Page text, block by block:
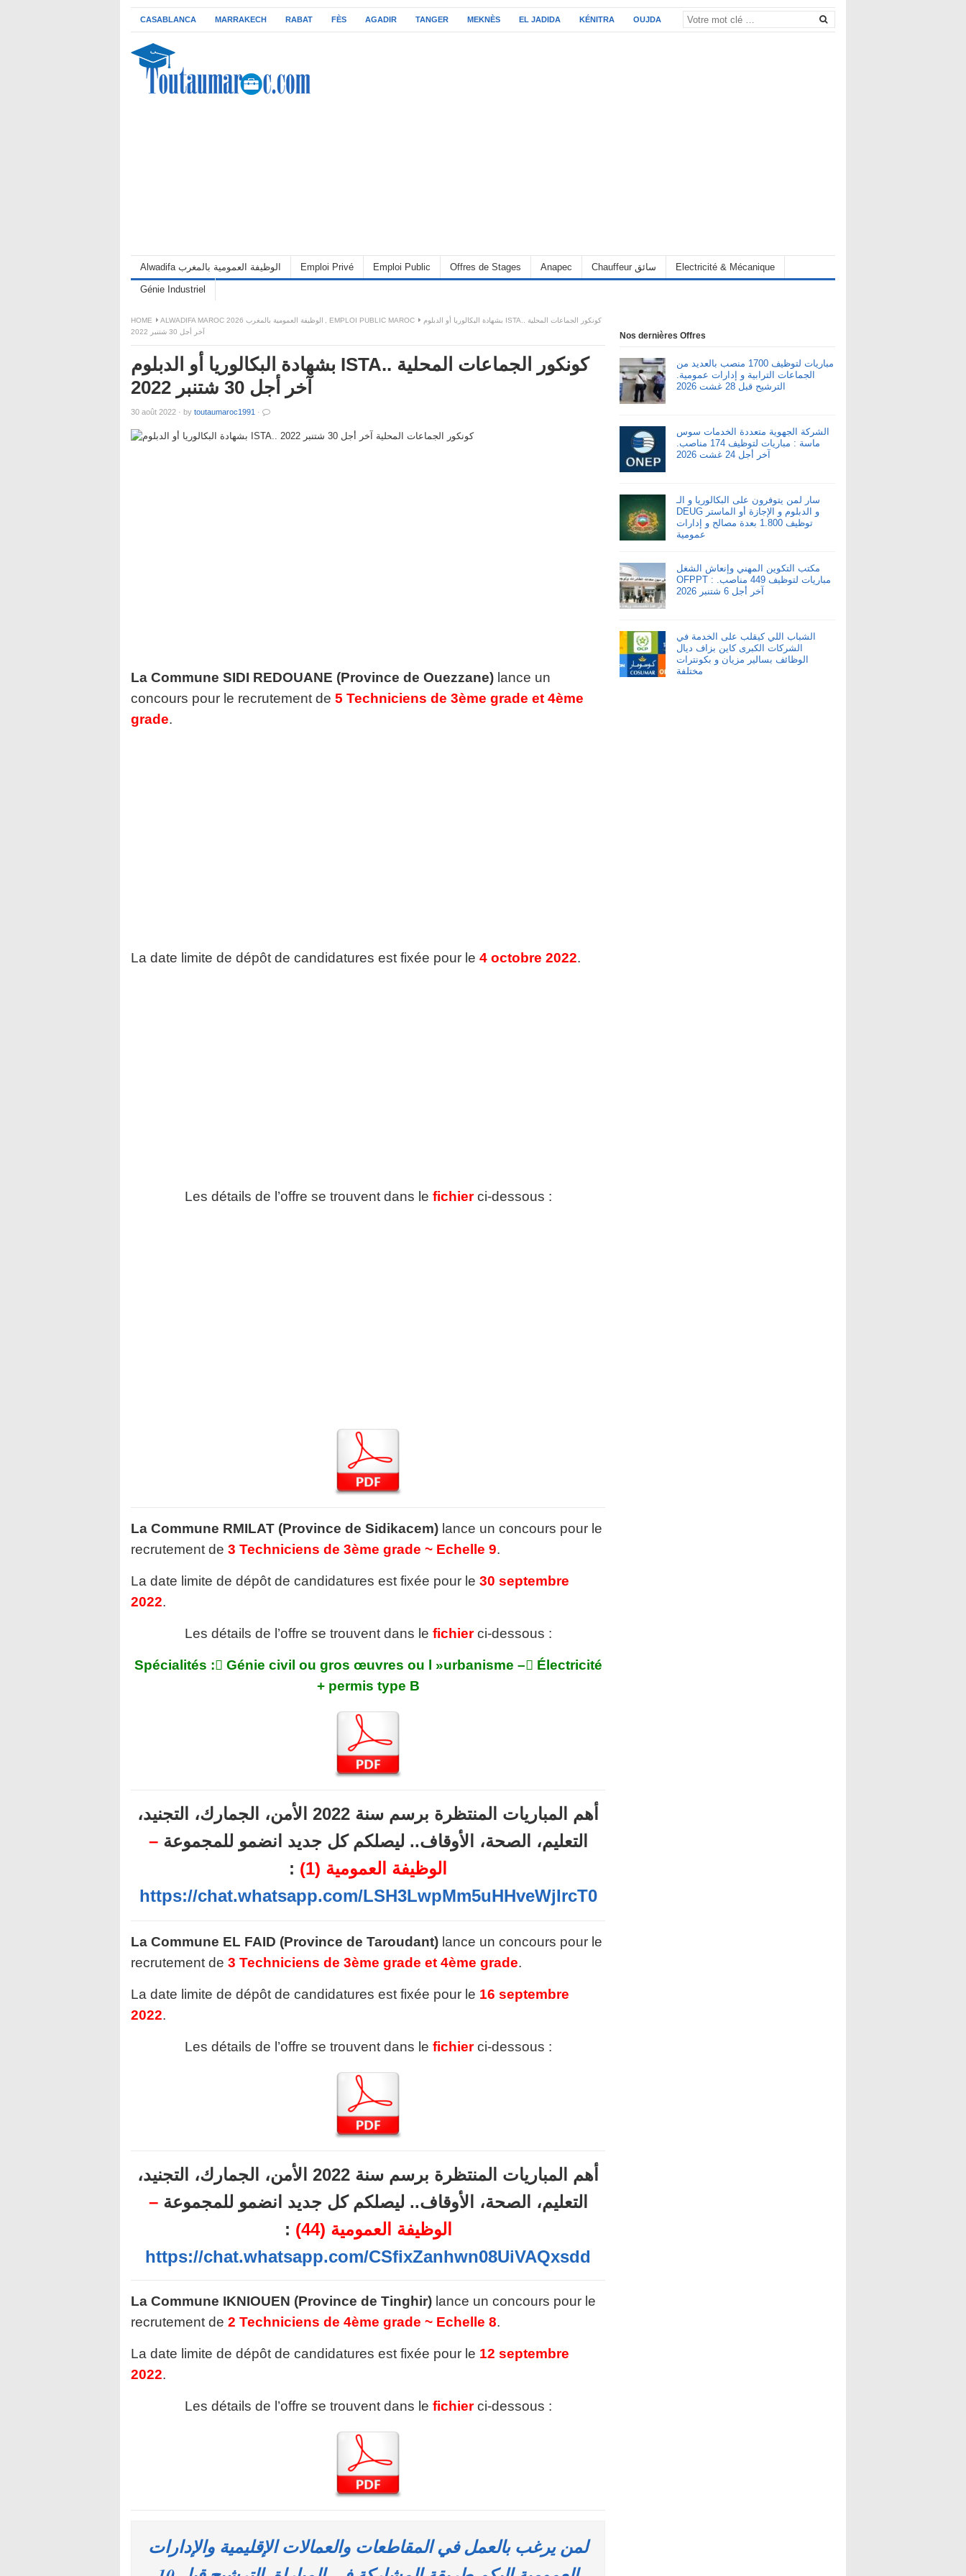
CASABLANCA MARRAKECH RABAT FÈS AGADIR TANGER MEKNÈS EL JADIDA KÉNITRA OUJDA
Alwadifa الوظيفة العمومية بالمغرب Emploi Privé Emploi Public Offres de Stages Anapec Chauffeur سائق Electricité & Mécanique
Génie Industriel
HOME ALWADIFA MAROC 2026 الوظيفة العمومية بالمغرب EMPLOI PUBLIC MAROC
بشهادة البكالوريا أو الدبلوم ISTA.. كونكور الجماعات المحلية
آخر أجل 30 شتنبر 2022
بشهادة البكالوريا أو الدبلوم ISTA.. كونكور الجماعات المحلية
آخر أجل 30 شتنبر 2022
30 août 2022 · by toutaumaroc1991 ·
La Commune SIDI REDOUANE (Province de Ouezzane) lance un
concours pour le recrutement de 5 Techniciens de 3ème grade et 4ème
grade.
La date limite de dépôt de candidatures est fixée pour le 4 octobre 2022.
Les détails de l’offre se trouvent dans le fichier ci-dessous :
La Commune RMILAT (Province de Sidikacem) lance un concours pour le
recrutement de 3 Techniciens de 3ème grade ~ Echelle 9.
La date limite de dépôt de candidatures est fixée pour le 30 septembre
2022.
Les détails de l’offre se trouvent dans le fichier ci-dessous :
Spécialités : Génie civil ou gros œuvres ou l »urbanisme –
Électricité
+ permis type B
أهم المباريات المنتظرة برسم سنة 2022 الأمن، الجمارك، التجنيد،
التعليم، الصحة، الأوقاف.. ليصلكم كل جديد انضمو للمجموعة–
الوظيفة العمومية (1)
:
https://chat.whatsapp.com/LSH3LwpMm5uHHveWjIrcT0
La Commune EL FAID (Province de Taroudant) lance un concours pour le
recrutement de 3 Techniciens de 3ème grade et 4ème grade.
La date limite de dépôt de candidatures est fixée pour le 16 septembre
2022.
Les détails de l’offre se trouvent dans le fichier ci-dessous :
أهم المباريات المنتظرة برسم سنة 2022 الأمن، الجمارك، التجنيد،
التعليم، الصحة، الأوقاف.. ليصلكم كل جديد انضمو للمجموعة–
الوظيفة العمومية (44)
:
https://chat.whatsapp.com/CSfixZanhwn08UiVAQxsdd
La Commune IKNIOUEN (Province de Tinghir) lance un concours pour le
recrutement de 2 Techniciens de 4ème grade ~ Echelle 8.
La date limite de dépôt de candidatures est fixée pour le 12 septembre
2022.
Les détails de l’offre se trouvent dans le fichier ci-dessous :
لمن يرغب بالعمل في المقاطعات والعمالات الإقليمية والإدارات
Nos dernières Offres
مباريات لتوظيف 1700 منصب بالعديد من
الجماعات الترابية و إدارات عمومية.
الترشيح قبل 28 غشت 2026
الشركة الجهوية متعددة الخدمات سوس
ماسة : مباريات لتوظيف 174 مناصب.
آخر أجل 24 غشت 2026
سار لمن يتوفرون على البكالوريا و الـ
DEUG و الدبلوم و الإجازة أو الماستر
توظيف 1.800 بعدة مصالح و إدارات
عمومية
مكتب التكوين المهني وإنعاش الشغل
OFPPT : مباريات لتوظيف 449 مناصب.
آخر أجل 6 شتنبر 2026
الشباب اللي كيقلب على الخدمة في
الشركات الكبرى كاين بزاف ديال
الوظائف بسالير مزيان و بكونترات
مختلفة